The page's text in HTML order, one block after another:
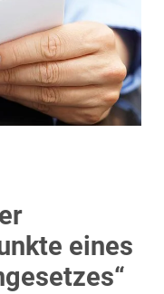
eines